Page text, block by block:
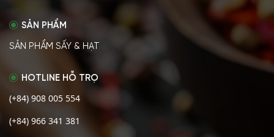
SẢN PHẨM
SẢN PHẨM SẤY & HẠT
HOTLINE HỖ TRỌ
(+84) 908 005 554
(+84) 966 341 381